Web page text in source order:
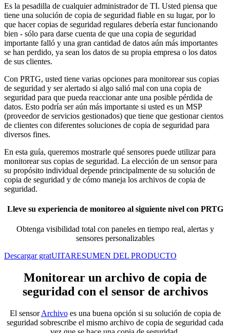
Es la pesadilla de cualquier administrador de TI. Usted piensa que
tiene una solución de copia de seguridad fiable en su lugar, por lo
que hacer copias de seguridad regulares debería estar funcionando
bien - sólo para darse cuenta de que una copia de seguridad
importante falló y una gran cantidad de datos aún más importantes
se han perdido, ya sean los datos de su propia empresa o los datos
de sus clientes.
Con PRTG, usted tiene varias opciones para monitorear sus copias
de seguridad y ser alertado si algo salió mal con una copia de
seguridad para que pueda reaccionar ante una posible pérdida de
datos. Esto podría ser aún más importante si usted es un MSP
(proveedor de servicios gestionados) que tiene que gestionar cientos
de clientes con diferentes soluciones de copia de seguridad para
diversos fines.
En esta guía, queremos mostrarle qué sensores puede utilizar para
monitorear sus copias de seguridad. La elección de un sensor para
su propósito individual depende principalmente de su solución de
copia de seguridad y de cómo maneja los archivos de copia de
seguridad.
Lleve su experiencia de monitoreo al siguiente nivel con PRTG
Obtenga visibilidad total con paneles en tiempo real, alertas y
sensores personalizables
Descargar gratUITARESUMEN DEL PRODUCTO
Monitorear un archivo de copia de
seguridad con el sensor de archivos
El sensorArchivoes una buena opción si su solución de copia de
seguridad sobrescribe el mismo archivo de copia de seguridad cada